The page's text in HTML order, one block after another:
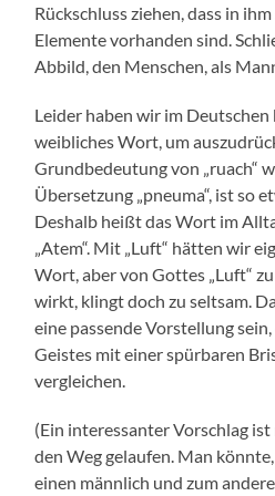
Rückschluss ziehen, dass in
Elemente vorhanden sind.
Abbild, den Menschen, als
Leider haben wir im Deutschen
weibliches Wort, um
Grundbedeutung von „ruach“
Übersetzung „pneuma“, ist so
Deshalb heißt das Wort im
„Atem“. Mit „Luft“ hätten wir
Wort, aber von Gottes „Luft“
wirkt, klingt doch zu seltsam.
eine passende Vorstellung
Geistes mit einer spürbaren
vergleichen.
(Ein interessanter Vorschlag
den Weg gelaufen. Man
einen männlich und zum